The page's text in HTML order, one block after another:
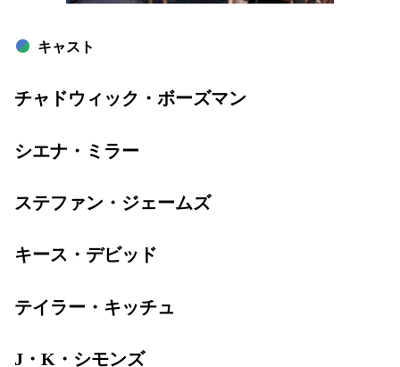
キャスト
チャドウィック・ボーズマン
シエナ・ミラー
ステファン・ジェームズ
キース・デビッド
テイラー・キッチュ
J・K・シモンズ